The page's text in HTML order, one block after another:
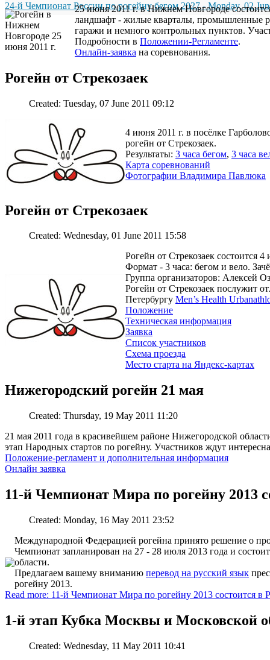
24-й Чемпионат России по рогейну бегом 2027-Monday, 02
25 июня 2011 г. в Нижнем Новгороде
ландшафт - жилые кварталы, промышленные
гаражи и немного контрольных пунктов.
Подробности в Положении-Регламенте.
Онлайн-заявка на соревнования.
Рогейн от Стрекозаек
Created: Tuesday, 07 June 2011 09:12
4 июня 2011 г. в посёлке
рогейн от Стрекозаек.
Результаты: 3 часа бегом, 3 часа
Карта соревнований
Фотографии Владимира Павлюка
Рогейн от Стрекозаек
Created: Wednesday, 01 June 2011 15:58
Рогейн от Стрекозаек состоится
Формат - 3 часа: бегом и вело.
Группа организаторов: Алексей
Рогейн от Стрекозаек послужит
Петербургу Men’s Health
Положение
Техническая информация
Заявка
Список участников
Схема проезда
Место старта на Яндекс-картах
Нижегородский рогейн 21 мая
Created: Thursday, 19 May 2011 11:20
21 мая 2011 года в красивейшем районе Нижегородской
этап Народных стартов по рогейну. Участников ждут
Положение-регламент и дополнительная информация
Онлайн заявка
11-й Чемпионат Мира по рогейну 2013
Created: Monday, 16 May 2011 23:52
Международной Федерацией рогейна принято решение о
Чемпионат запланирован на 27 - 28 июля 2013 года и
области.
Предлагаем вашему вниманию перевод на русский язык
рогейну 2013.
Read more: 11-й Чемпионат Мира по рогейну 2013 состоится в
1-й этап Кубка Москвы и Московской
Created: Wednesday, 11 May 2011 10:41